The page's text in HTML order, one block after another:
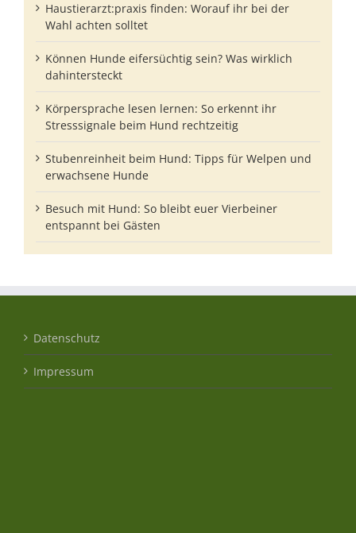
Haustierarzt:praxis finden: Worauf ihr bei der
Wahl achten solltet
Können Hunde eifersüchtig sein? Was wirklich
dahintersteckt
Körpersprache lesen lernen: So erkennt ihr
Stresssignale beim Hund rechtzeitig
Stubenreinheit beim Hund: Tipps für Welpen und
erwachsene Hunde
Besuch mit Hund: So bleibt euer Vierbeiner
entspannt bei Gästen
Datenschutz
Impressum